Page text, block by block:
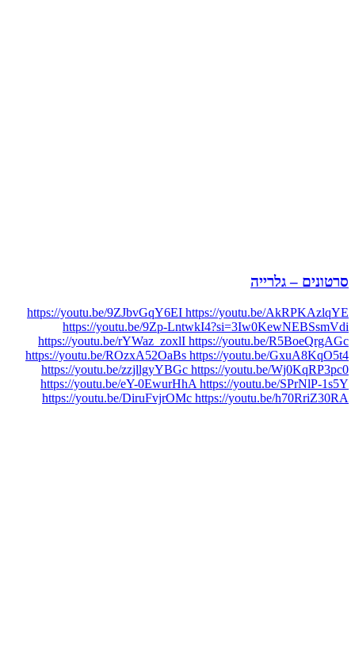
סרטונים – גלרייה
https://youtu.be/9ZJbvGqY6EI https://youtu.be/AkRPKAzlqYE
https://youtu.be/9Zp-LntwkI4?si=3Iw0KewNEBSsmVdi
https://youtu.be/rYWaz_zoxlI https://youtu.be/R5BoeQrgAGc
https://youtu.be/ROzxA52OaBs https://youtu.be/GxuA8KqO5t4
https://youtu.be/zzjllgyYBGc https://youtu.be/Wj0KqRP3pc0
https://youtu.be/eY-0EwurHhA https://youtu.be/SPrNlP-1s5Y
https://youtu.be/DiruFvjrOMc https://youtu.be/h70RriZ30RA